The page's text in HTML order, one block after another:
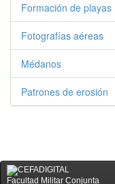
Formación de playas
Fotografías aéreas
Médanos
Patrones de erosión
Facultad Militar Conjunta